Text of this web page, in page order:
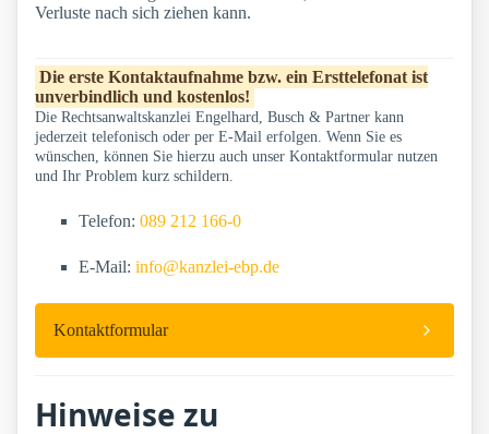
Verluste nach sich ziehen kann.
Die erste Kontaktaufnahme bzw. ein Ersttelefonat ist
unverbindlich und kostenlos!
Die Rechtsanwaltskanzlei Engelhard, Busch & Partner kann
jederzeit telefonisch oder per E-Mail erfolgen. Wenn Sie es
wünschen, können Sie hierzu auch unser Kontaktformular nutzen
und Ihr Problem kurz schildern.
Telefon: 089 212 166-0
E-Mail: info@kanzlei-ebp.de
Kontaktformular
Hinweise zu